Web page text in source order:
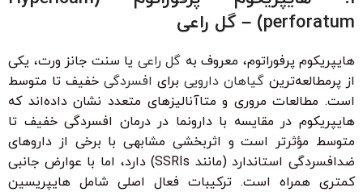
perforatum) – گل راعی
هایپریکوم پرفوراتوم، معروف به گل راعی یا سنت جانز ورت، یکی
از پرمطالعه‌ترین گیاهان دارویی برای افسردگی خفیف تا متوسط
است. مطالعات مروری و متاآنالیزهای متعدد نشان داده‌اند که
هایپریکوم در مقایسه با دارونما در درمان افسردگی خفیف تا
متوسط مؤثرتر است و اثربخشی مشابهی با برخی از داروهای
ضدافسردگی استاندارد (مانند SSRIs) دارد، اما با عوارض جانبی
کمتری همراه است. ترکیبات فعال اصلی شامل هایپریسین